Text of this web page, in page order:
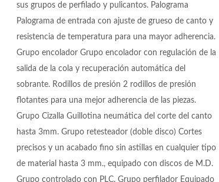
sus grupos de perfilado y pulicantos. Palograma
Palograma de entrada con ajuste de grueso de canto y
resistencia de temperatura para una mayor adherencia.
Grupo encolador Grupo encolador con regulación de la
salida de la cola y recuperación automática del
sobrante. Rodillos de presión 2 rodillos de presión
flotantes para una mejor adherencia de las piezas.
Grupo Cizalla Guillotina neumática del corte del canto
hasta 3mm. Grupo retesteador (doble disco) Cortes
precisos y un acabado fino sin astillas en cualquier tipo
de material hasta 3 mm., equipado con discos de M.D.
Grupo controlado con PLC. Grupo perfilador Equipado